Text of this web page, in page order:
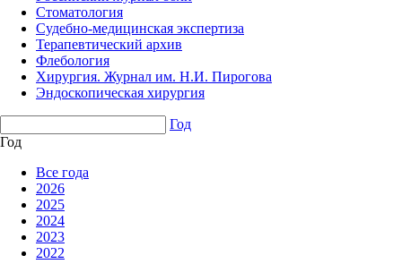
Стоматология
Судебно-медицинская экспертиза
Терапевтический архив
Флебология
Хирургия. Журнал им. Н.И. Пирогова
Эндоскопическая хирургия
Год
Год
Все года
2026
2025
2024
2023
2022